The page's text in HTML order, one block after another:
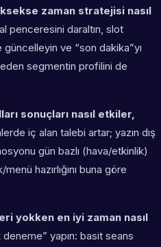
zaman stratejisi nasıl
penceresini daraltın, slot
ve “son dakika”yı
segmentin profilini de
sonuçları nasıl etkiler,
iç alan talebi artar; yazın dış
gün bazlı (hava/etkinlik)
hazırlığını buna göre
yokken en iyi zaman nasıl
yapın: basit seans